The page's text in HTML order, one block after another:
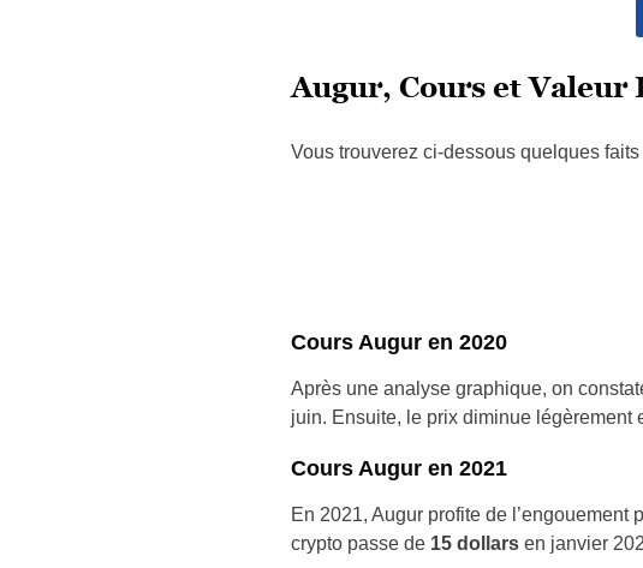
Augur, Cours et
Vous trouverez ci-dessous quelques
Cours Augur en 2020
Après une analyse graphique, on
juin. Ensuite, le prix diminue légèrement
Cours Augur en 2021
En 2021, Augur profite de
crypto passe de 15 dollars en janvier